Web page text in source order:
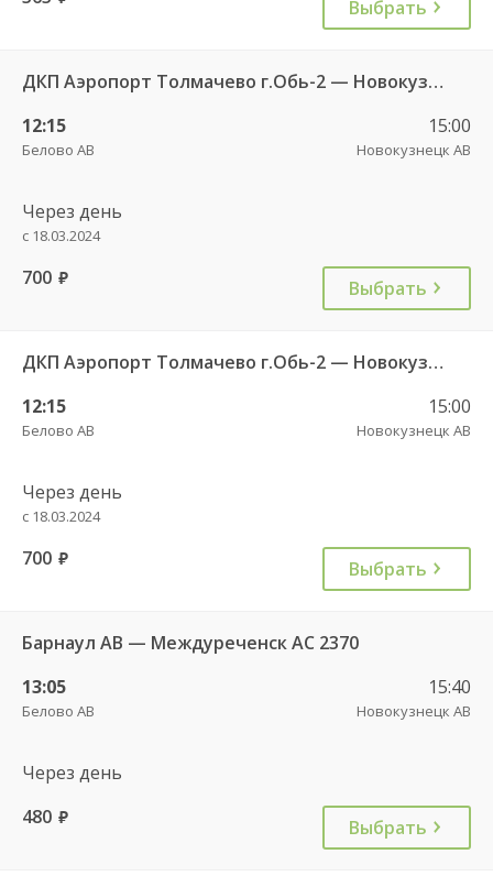
Выбрать
ДКП Аэропорт Толмачево г.Обь-2 — Новокузнецк АВ 7555
12:15
Белово АВ
15:00
Новокузнецк АВ
Через день
с 18.03.2024
700 руб. Выбрать
ДКП Аэропорт Толмачево г.Обь-2 — Новокузнецк АВ 7554
12:15
Белово АВ
15:00
Новокузнецк АВ
Через день
с 18.03.2024
700 руб. Выбрать
Барнаул АВ — Междуреченск АС 2370
13:05
Белово АВ
15:40
Новокузнецк АВ
Через день
480 руб. Выбрать